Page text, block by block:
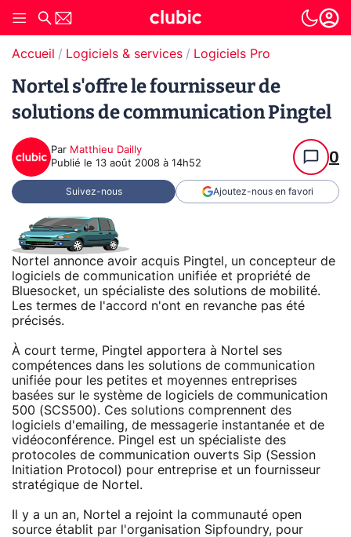
Accueil Logiciels & services Logiciels Pro
Nortel s'offre le fournisseur de
solutions de communication Pingtel
Par Matthieu Dailly
Publié le 13 août 2008 à 14h52 0
Suivez-nous Ajoutez-nous en favori
Nortel annonce avoir acquis Pingtel, un concepteur de
logiciels de communication unifiée et propriété de
Bluesocket, un spécialiste des solutions de mobilité.
Les termes de l'accord n'ont en revanche pas été
précisés.
À court terme, Pingtel apportera à Nortel ses
compétences dans les solutions de communication
unifiée pour les petites et moyennes entreprises
basées sur le système de logiciels de communication
500 (SCS500). Ces solutions comprennent des
logiciels d'emailing, de messagerie instantanée et de
vidéoconférence. Pingel est un spécialiste des
protocoles de communication ouverts Sip (Session
Initiation Protocol) pour entreprise et un fournisseur
stratégique de Nortel.
Il y a un an, Nortel a rejoint la communauté open
source établit par l'organisation Sipfoundry, pour